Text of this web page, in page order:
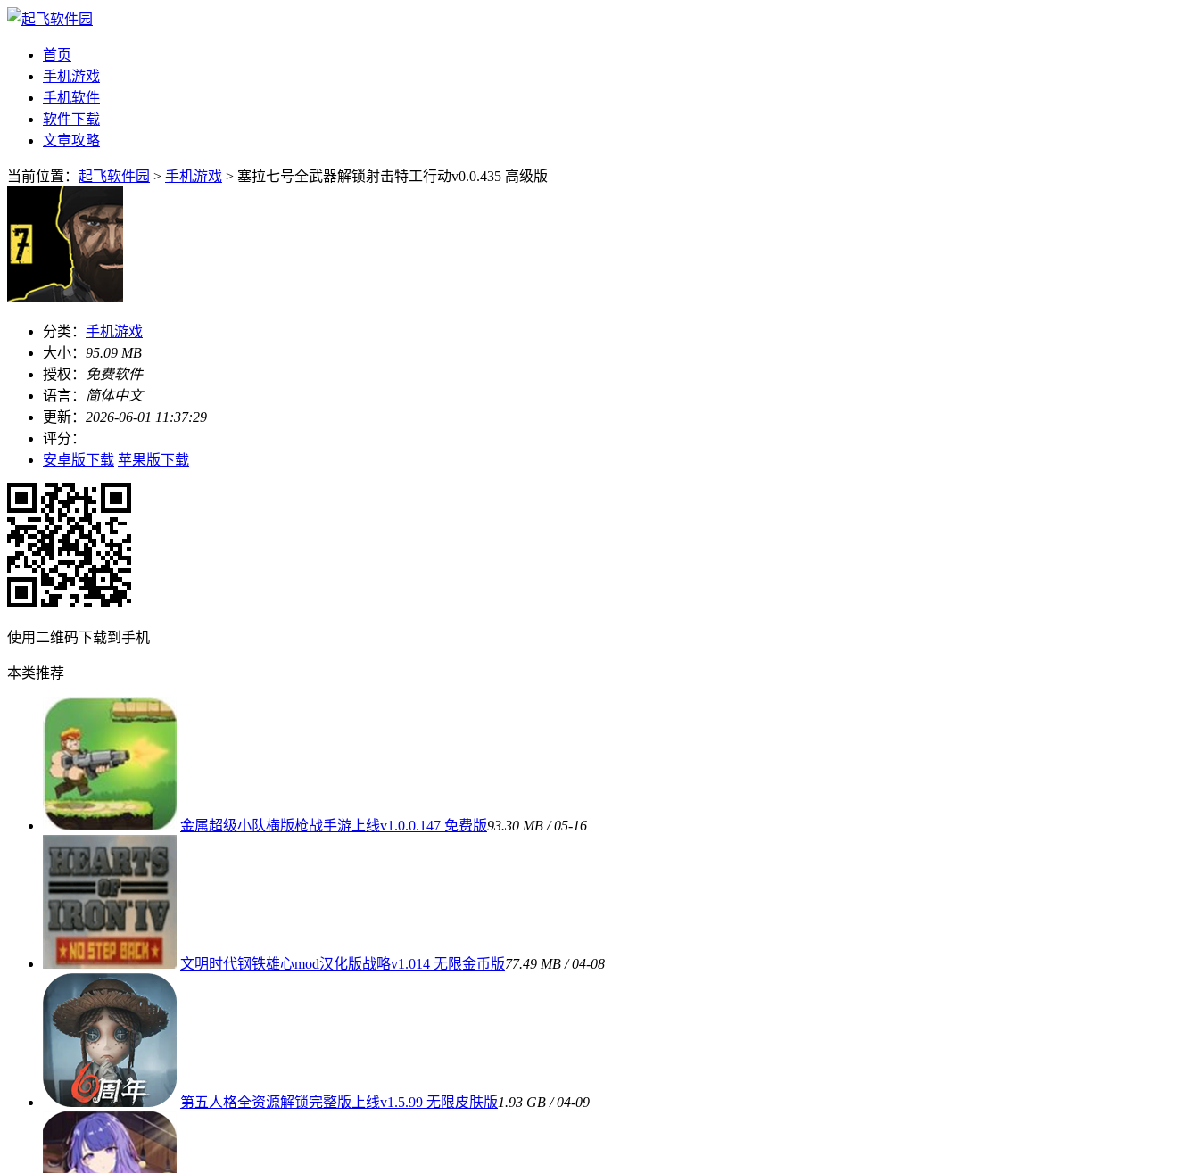
首页
手机游戏
手机软件
软件下载
文章攻略
当前位置： 起飞软件园 > 手机游戏 > 塞拉七号全武器解锁射击特工行动v0.0.435 高级版
分类： 手机游戏
大小： 95.09 MB
授权：
免费软件
语言：
简体中文
更新： 2026-06-01 11:37:29
评分：
安卓版下载 苹果版下载
使用二维码下载到手机
本类推荐
金属超级小队横版枪战手游上线v1.0.0.147 免费版93.30 MB / 05-16
文明时代钢铁雄心mod汉化版战略v1.014 无限金币版77.49 MB / 04-08
第五人格全资源解锁完整版上线v1.5.99 无限皮肤版1.93 GB / 04-09